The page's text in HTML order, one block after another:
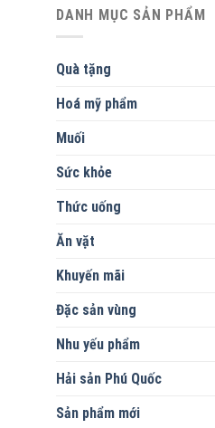
DANH MỤC SẢN PHẨM
Quà tặng
Hoá mỹ phẩm
Muối
Sức khỏe
Thức uống
Ăn vặt
Khuyến mãi
Đặc sản vùng
Nhu yếu phẩm
Hải sản Phú Quốc
Sản phẩm mới